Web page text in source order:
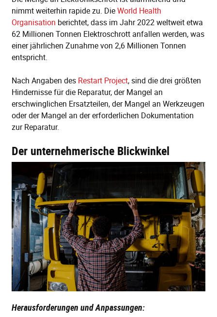
nimmt weiterhin rapide zu. DieWorld Health
Organisation berichtet, dass im Jahr 2022 weltweit etwa
62 Millionen Tonnen Elektroschrott anfallen werden, was
einer jährlichen Zunahme von 2,6 Millionen Tonnen
entspricht.
Nach Angaben des Restart Project, sind die drei größten
Hindernisse für die Reparatur, der Mangel an
erschwinglichen Ersatzteilen, der Mangel an Werkzeugen
oder der Mangel an der erforderlichen Dokumentation
zur Reparatur.
Der unternehmerische Blickwinkel
Herausforderungen und Anpassungen: